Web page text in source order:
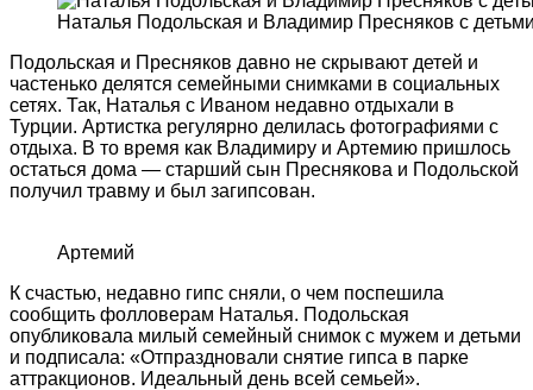
Наталья Подольская и Владимир Пресняков с
Подольская и Пресняков давно не скрывают детей и
частенько делятся семейными снимками в социальных
сетях. Так, Наталья с Иваном недавно отдыхали в
Турции. Артистка регулярно делилась фотографиями с
отдыха. В то время как Владимиру и Артемию пришлось
остаться дома — старший сын Преснякова и Подольской
получил травму и был загипсован.
Артемий
К счастью, недавно гипс сняли, о чем поспешила
сообщить фолловерам Наталья. Подольская
опубликовала милый семейный снимок с мужем и детьми
и подписала: «Отпраздновали снятие гипса в парке
аттракционов. Идеальный день всей семьей».